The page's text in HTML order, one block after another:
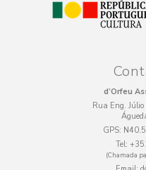
d’Orfeu
Rua Eng.
GPS:
Tel:
(Chamada